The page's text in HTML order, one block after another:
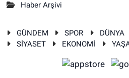
Haber Arşivi
GÜNDEM SPOR DÜNYA
SİYASET
EKONOMİ